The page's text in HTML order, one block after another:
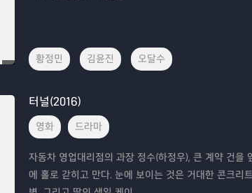
황정민 김윤진 오달수
터널(2016)
영화 드라마
자동차 영업대리점의 과장 정수(하정우), 큰 계약 건
에 홀로 갇히고 만다. 눈에 보이는 것은 거대한 콘크